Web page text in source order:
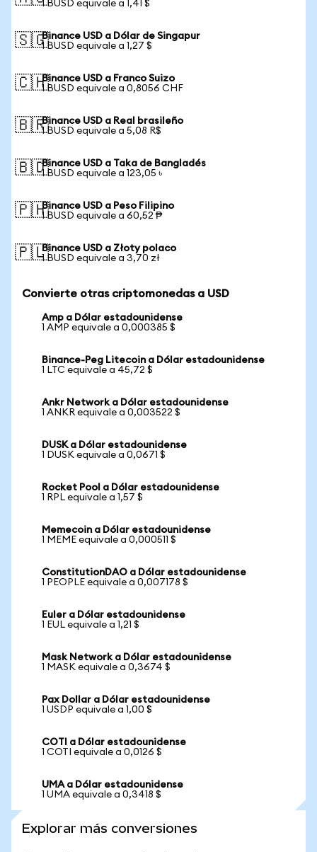
1 BUSD equivale a 1,41 $
🇸🇬Binance USD a Dólar de Singapur
1 BUSD equivale a 1,27 $
🇨🇭Binance USD a Franco Suizo
1 BUSD equivale a 0,8056 CHF
🇧🇷Binance USD a Real brasileño
1 BUSD equivale a 5,08 R$
🇧🇩Binance USD a Taka de Bangladés
1 BUSD equivale a 123,05 ৳
🇵🇭Binance USD a Peso Filipino
1 BUSD equivale a 60,52 ₱
🇵🇱Binance USD a Złoty polaco
1 BUSD equivale a 3,70 zł
Convierte otras criptomonedas a USD
Amp a Dólar estadounidense
1 AMP equivale a 0,000385 $
Binance-Peg Litecoin a Dólar estadounidense
1 LTC equivale a 45,72 $
Ankr Network a Dólar estadounidense
1 ANKR equivale a 0,003522 $
DUSK a Dólar estadounidense
1 DUSK equivale a 0,0671 $
Rocket Pool a Dólar estadounidense
1 RPL equivale a 1,57 $
Memecoin a Dólar estadounidense
1 MEME equivale a 0,000511 $
ConstitutionDAO a Dólar estadounidense
1 PEOPLE equivale a 0,007178 $
Euler a Dólar estadounidense
1 EUL equivale a 1,21 $
Mask Network a Dólar estadounidense
1 MASK equivale a 0,3674 $
Pax Dollar a Dólar estadounidense
1 USDP equivale a 1,00 $
COTI a Dólar estadounidense
1 COTI equivale a 0,0126 $
UMA a Dólar estadounidense
1 UMA equivale a 0,3418 $
Explorar más conversiones